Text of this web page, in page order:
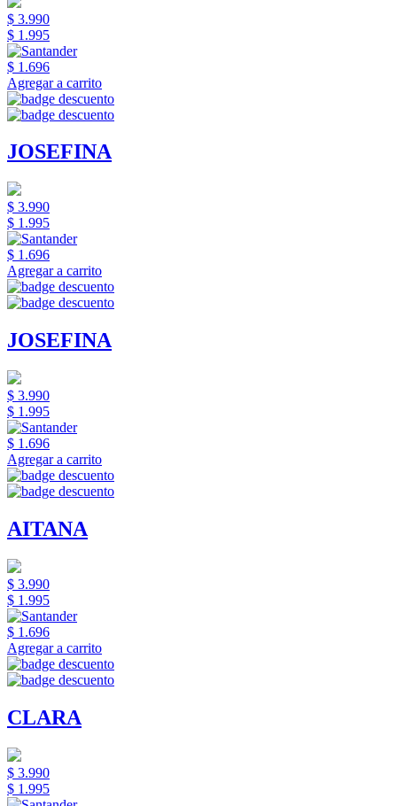
$ 3.990
$ 1.995
$ 1.696
Agregar a carrito
JOSEFINA
$ 3.990
$ 1.995
$ 1.696
Agregar a carrito
JOSEFINA
$ 3.990
$ 1.995
$ 1.696
Agregar a carrito
AITANA
$ 3.990
$ 1.995
$ 1.696
Agregar a carrito
CLARA
$ 3.990
$ 1.995